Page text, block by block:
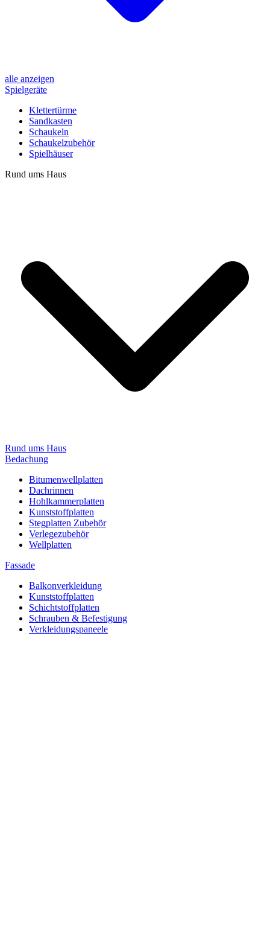
alle anzeigen
Spielgeräte
Klettertürme
Sandkasten
Schaukeln
Schaukelzubehör
Spielhäuser
Rund ums Haus
Rund ums Haus
Bedachung
Bitumenwellplatten
Dachrinnen
Hohlkammerplatten
Kunststoffplatten
Stegplatten Zubehör
Verlegezubehör
Wellplatten
Fassade
Balkonverkleidung
Kunststoffplatten
Schichtstoffplatten
Schrauben & Befestigung
Verkleidungspaneele